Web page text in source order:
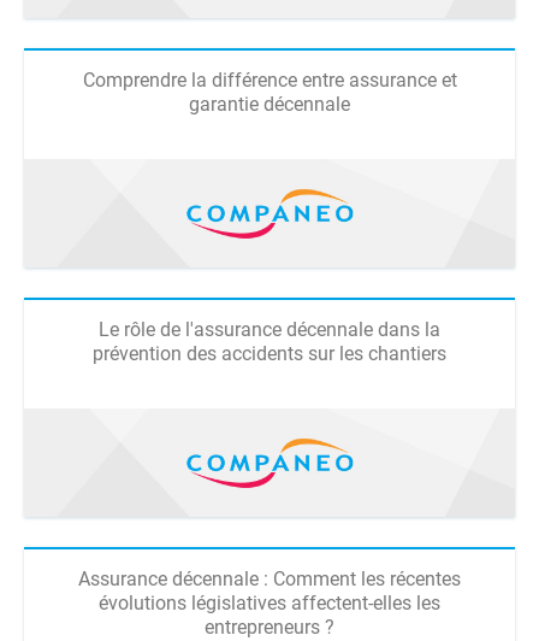
Comprendre la différence entre assurance et
garantie décennale
Le rôle de l'assurance décennale dans la
prévention des accidents sur les chantiers
Assurance décennale : Comment les récentes
évolutions législatives affectent-elles les
entrepreneurs ?